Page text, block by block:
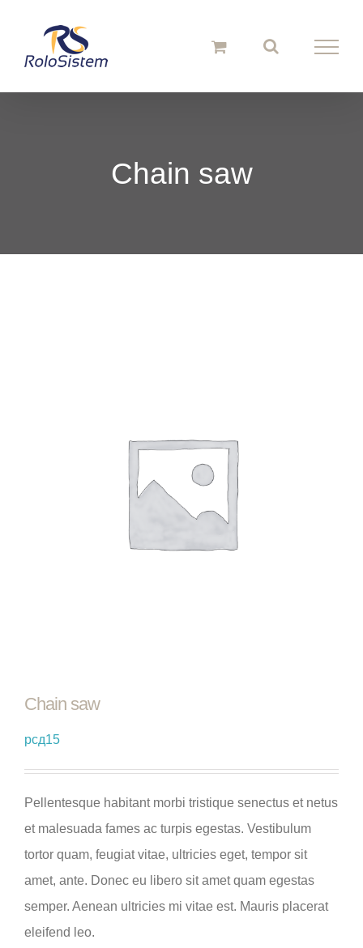
content
Chain saw
Chain saw
рсд15
Pellentesque habitant morbi tristique senectus et netus
et malesuada fames ac turpis egestas. Vestibulum
tortor quam, feugiat vitae, ultricies eget, tempor sit
amet, ante. Donec eu libero sit amet quam egestas
semper. Aenean ultricies mi vitae est. Mauris placerat
eleifend leo.